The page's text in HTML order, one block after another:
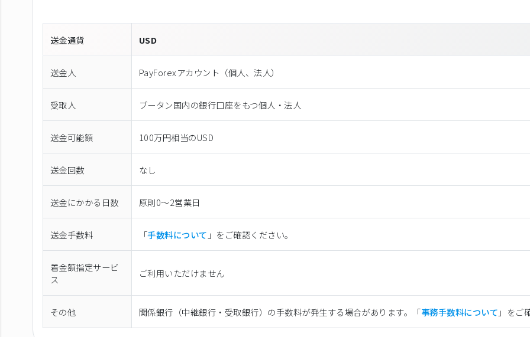
送金通貨 USD
送金人 PayForexアカウント（個⼈、法⼈）
受取人 ブータン国内の銀行口座をもつ個人・法人
送金可能額 100万円相当のUSD
送金回数 なし
送金にかかる日数 原則0〜2営業日
送金手数料 「手数料について 」をご確認ください。
着金額指定サービ
ス
ご利用いただけません
その他 関係銀行（中継銀行・受取銀行）の手数料が発生する場合があります。「事務手数料について 」をご